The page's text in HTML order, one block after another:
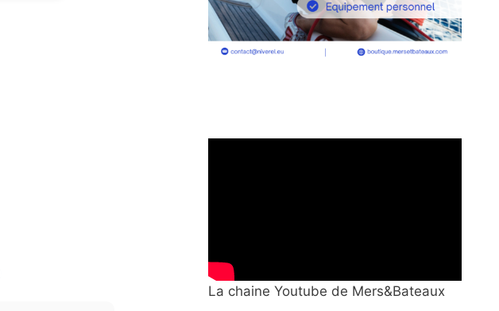
La chaine Youtube de Mers&Bateaux